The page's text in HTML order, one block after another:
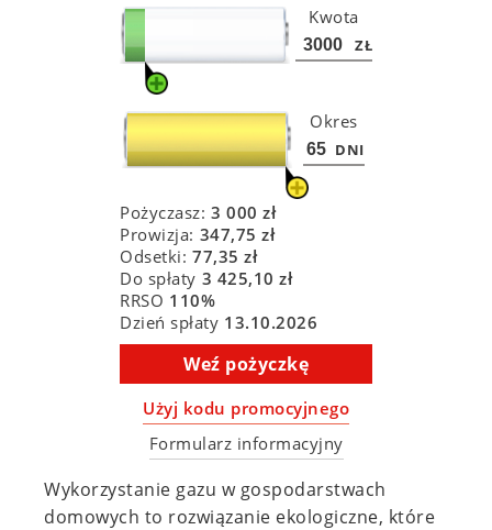
Wykorzystanie gazu w gospodarstwach
domowych to rozwiązanie ekologiczne, które
Kwota
ZŁ
Okres
DNI
Pożyczasz: 3 000 zł
Prowizja: 347,75 zł
Odsetki: 77,35 zł
Do spłaty 3 425,10 zł
RRSO 110%
Dzień spłaty 13.10.2026
Weź pożyczkę
Użyj kodu promocyjnego
Formularz informacyjny